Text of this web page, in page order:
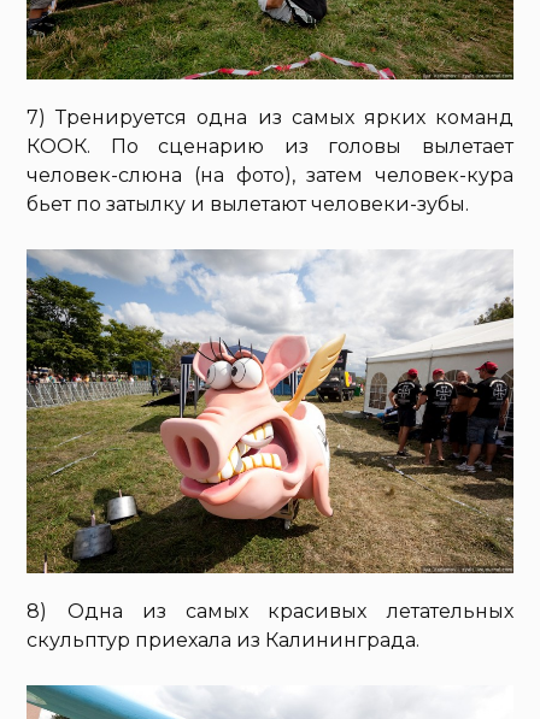
7) Тренируется одна из самых ярких команд
КООК. По сценарию из головы вылетает
человек-слюна (на фото), затем человек-кура
бьет по затылку и вылетают человеки-зубы.
8) Одна из самых красивых летательных
скульптур приехала из Калининграда.